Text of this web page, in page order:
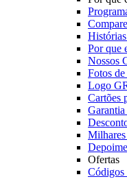
Por que
Nossos
Fotos
Logo
Cartões
Milhares
Ofertas
Códigos